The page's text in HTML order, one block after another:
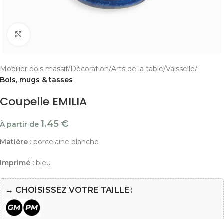
Mobilier bois massif Décoration Arts de la table Vaisselle
Bols, mugs & tasses
Coupelle EMILIA
À partir de 1.45 €
Matière : porcelaine blanche
Imprimé : bleu
→ CHOISISSEZ VOTRE TAILLE